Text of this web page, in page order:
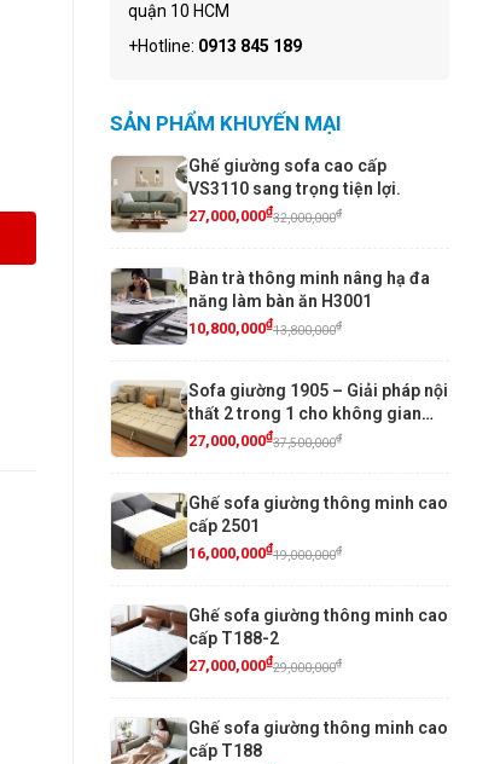
quận 10 HCM
+Hotline: 0913 845 189
SẢN PHẨM KHUYẾN MẠI
Ghế giường sofa cao cấp
VS3110 sang trọng tiện lợi.
27,000,000₫32,000,000₫
Bàn trà thông minh nâng hạ đa
năng làm bàn ăn H3001
10,800,000₫13,800,000₫
Sofa giường 1905 – Giải pháp nội
thất 2 trong 1 cho không gian
sống hiện đại
27,000,000₫37,500,000₫
Ghế sofa giường thông minh cao
cấp 2501
16,000,000₫19,000,000₫
Ghế sofa giường thông minh cao
cấp T188-2
27,000,000₫29,000,000₫
Ghế sofa giường thông minh cao
cấp T188